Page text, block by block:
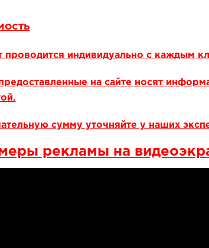
проводится индивидуально с каждым
на сайте носят
сумму уточняйте у наших
рекламы на